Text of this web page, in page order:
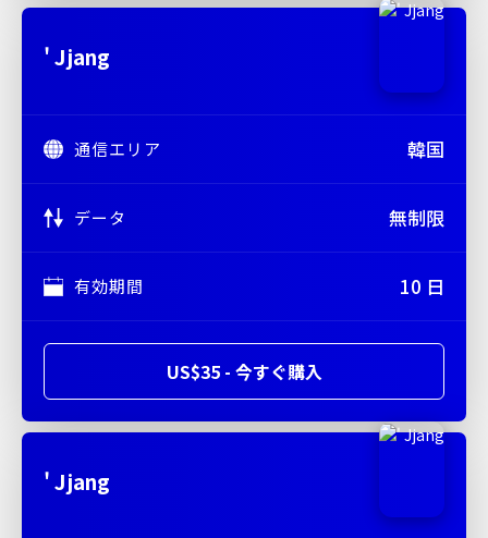
' Jjang
通信エリア 韓国
データ 無制限
有効期間 10 日
US$35 - 今すぐ購入
' Jjang